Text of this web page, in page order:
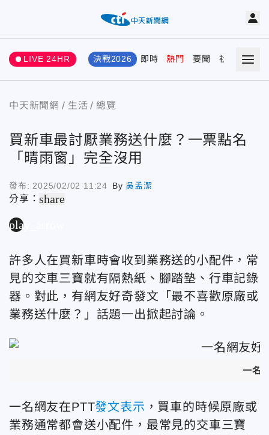
LIVE 24HR 決戰2026 即時 熱門 要聞 社會 娛樂
中天新聞網 生活 總覽
買新車最討厭業務送什麼？一票點名
「晴雨窗」完全沒用
發布: 2025/02/02 11:24 By吳孟潔
分享：share
play_arrow
許多人在買新車時會收到業務送的小配件，常
見的交車三寶就有隔熱紙、腳踏墊、行車記錄
器。對此，有網友好奇發文「最不喜歡原廠或
業務送什麼？」話題一出掀起討論。
一名
一名網友在PTT發文表示 ，買車的時候原廠或
業務通常都會送小配件，最常見的交車三寶